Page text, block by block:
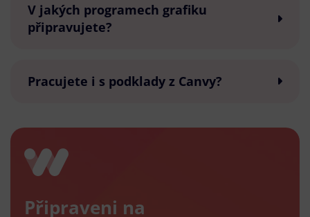
V jakých programech grafiku
připravujete?
Pracujete i s podklady z Canvy?
Připraveni na